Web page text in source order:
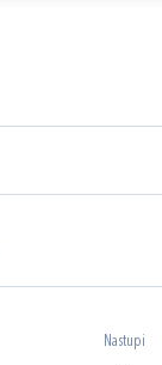
Nastupi